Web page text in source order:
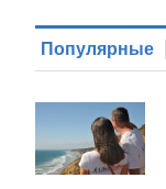
Популярные